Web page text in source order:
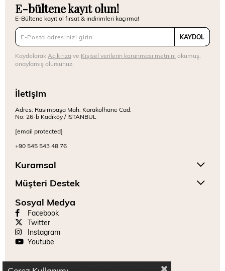
E-bültene kayıt olun!
E-Bültene kayıt ol fırsat & indirimleri kaçırma!
KAYDOL
Kaydolarak Açık rızave Kişisel verilerin korunması metnini okumuş,
onaylamış olursunuz.
İletişim
Adres: Rasimpaşa Mah. Karakolhane Cad.
No: 26-b Kadıköy / İSTANBUL
[email protected]
+90 545 543 48 76
Kuramsal
Müşteri Destek
Sosyal Medya
Facebook
Twitter
Instagram
Youtube